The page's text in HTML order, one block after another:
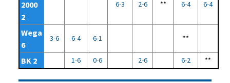
2000
2
6-3 2-6 ** 6-4 6-4
Wega
6
3-6 6-4 6-1 **
BK 2 1-6 0-6 2-6 6-2 **